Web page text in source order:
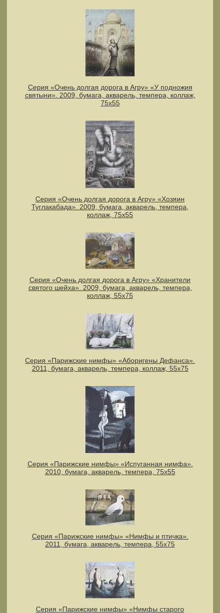
Серия «Очень долгая дорога в Агру» «У подножия
святыни». 2009, бумага, акварель, темпера, коллаж,
75х55
Серия «Очень долгая дорога в Агру» «Хозяин
Туглакабада». 2009, бумага, акварель, темпера,
коллаж, 75х55
Серия «Очень долгая дорога в Агру» «Хранители
святого шейха». 2009, бумага, акварель, темпера,
коллаж, 55х75
Серия «Парижские нимфы» «Аборигены Дефанса».
2011, бумага, акварель, темпера, коллаж, 55x75
Серия «Парижские нимфы» «Испуганная нимфа».
2010, бумага, акварель, темпера, 75х55
Серия «Парижские нимфы» «Нимфы и птичка».
2011, бумага, акварель, темпера, 55x75
Серия «Парижские нимфы» «Нимфы старого